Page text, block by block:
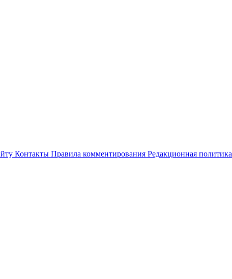
Контакты Правила комментирования Редакционная политика